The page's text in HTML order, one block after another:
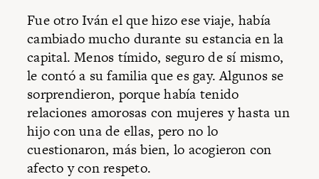
Fue otro Iván el que hizo ese viaje, había
cambiado mucho durante su estancia en la
capital. Menos tímido, seguro de sí mismo,
le contó a su familia que es gay. Algunos se
sorprendieron, porque había tenido
relaciones amorosas con mujeres y hasta un
hijo con una de ellas, pero no lo
cuestionaron, más bien, lo acogieron con
afecto y con respeto.